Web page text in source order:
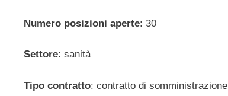
Numero posizioni aperte: 30
Settore: sanità
Tipo contratto: contratto di somministrazione